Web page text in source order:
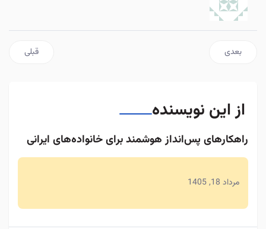
مطلب قبلی:
قبلی مطلب بعدی: تکنیک‌های تحلیل متن در اخبار
بعدی
از این نویسنده
راهکارهای پس‌انداز هوشمند برای خانواده‌های ایرانی
مرداد 18, 1405